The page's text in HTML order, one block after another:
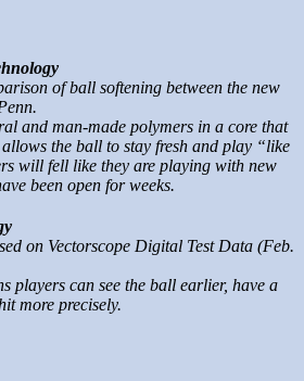
of ball softening between the new
and man-made polymers in a core that
the ball to stay fresh and play “like
will fell like they are playing with new
been open for weeks.
on Vectorscope Digital Test Data (Feb.
players can see the ball earlier, have a
more precisely.